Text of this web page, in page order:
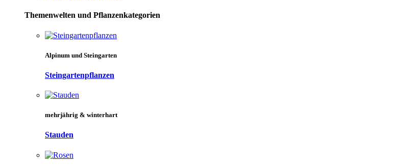
Themenwelten und Pflanzenkategorien
Alpinum und Steingarten
Steingartenpflanzen
mehrjährig & winterhart
Stauden